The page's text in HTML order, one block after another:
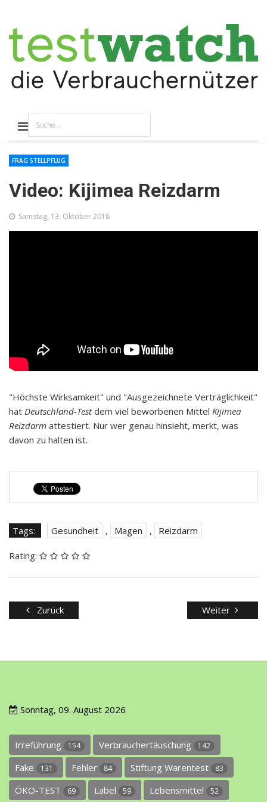
Video: Kijimea Reizdarm
FRAG STELLPFLUG
Samstag, 13. Oktober 2018
"Höchste Wirksamkeit" und "Ausgezeichnete Verträglichkeit"
hat Deutschland-Testdem viel beworbenen Mittel Kijimea
Reizdarm attestiert. Nur wer genau hinsieht, merkt, was
davon zu halten ist.
Tags: Gesundheit , Magen , Reizdarm
Rating:
Zurück Weiter
Sonntag, 09. August 2026
Irreführung 154 Verbrauchertäuschung 142
Fake 131 Fehler 84 Stiftung Warentest 83
ÖKO-TEST 69 Label 59 Lebensmittel 52